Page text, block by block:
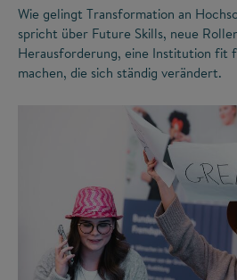
Wie gelingt Transformation an
spricht über Future Skills, neue
Herausforderung, eine Institution fit
machen, die sich ständig verändert.